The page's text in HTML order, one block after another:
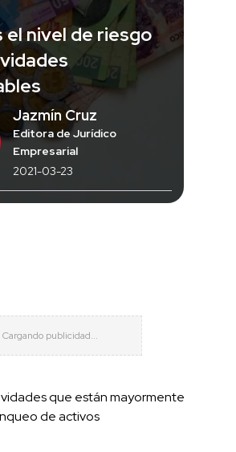
el nivel de riesgo
Jazmín Cruz
Editora de Jurídico
Empresarial
2021-03-23
que están mayormente
de activos